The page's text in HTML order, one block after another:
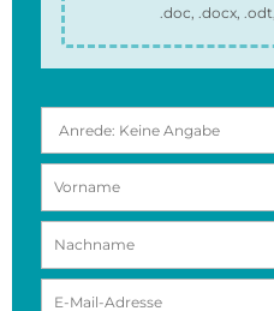
.doc, .docx,